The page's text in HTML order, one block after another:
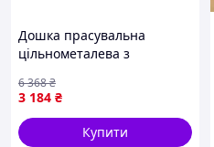
Дошка прасувальна
цільнометалева з
домашнього використання
з антипригарними
вставками 70-90 см
3 184 ₴
6 368₴
Купити